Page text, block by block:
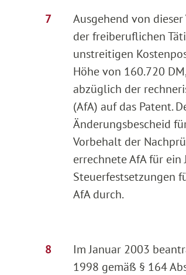
Ausgehend von
der freiberuflichen
unstreitigen
Höhe von 160.720
abzüglich der
(AfA) auf das Patent.
Änderungsbescheid
Vorbehalt der
errechnete AfA für
Steuerfestsetzungen
AfA durch.
Im Januar 2003
1998 gemäß § 164